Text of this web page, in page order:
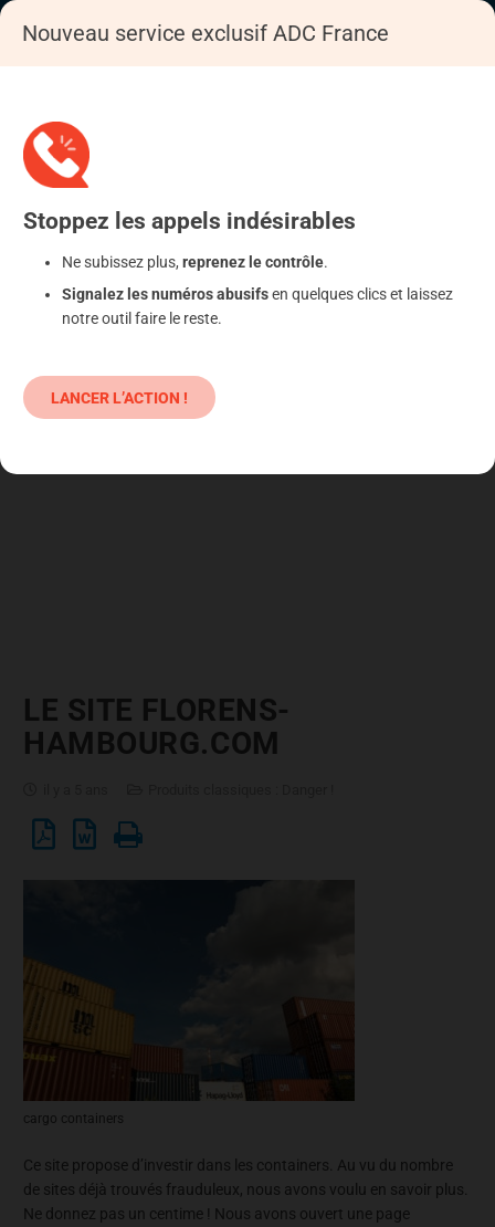
LE SITE FLORENS-
HAMBOURG.COM
cargo containers
Ce site propose d’investir dans les containers. Au vu du nombre
de sites déjà trouvés frauduleux, nous avons voulu en savoir plus.
Ne donnez pas un centime ! Nous avons ouvert une page
Nouveau service exclusif ADC France
Stoppez les appels indésirables
Ne subissez plus, reprenez le contrôle.
Signalez les numéros abusifsen quelques clics et laissez
notre outil faire le reste.
LANCER L’ACTION !